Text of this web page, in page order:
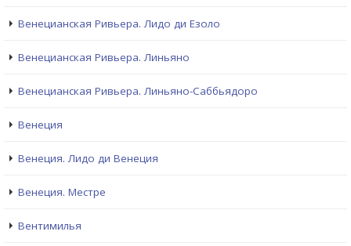
Венецианская Ривьера. Лидо ди Езоло
Венецианская Ривьера. Линьяно
Венецианская Ривьера. Линьяно-Саббьядоро
Венеция
Венеция. Лидо ди Венеция
Венеция. Местре
Вентимилья